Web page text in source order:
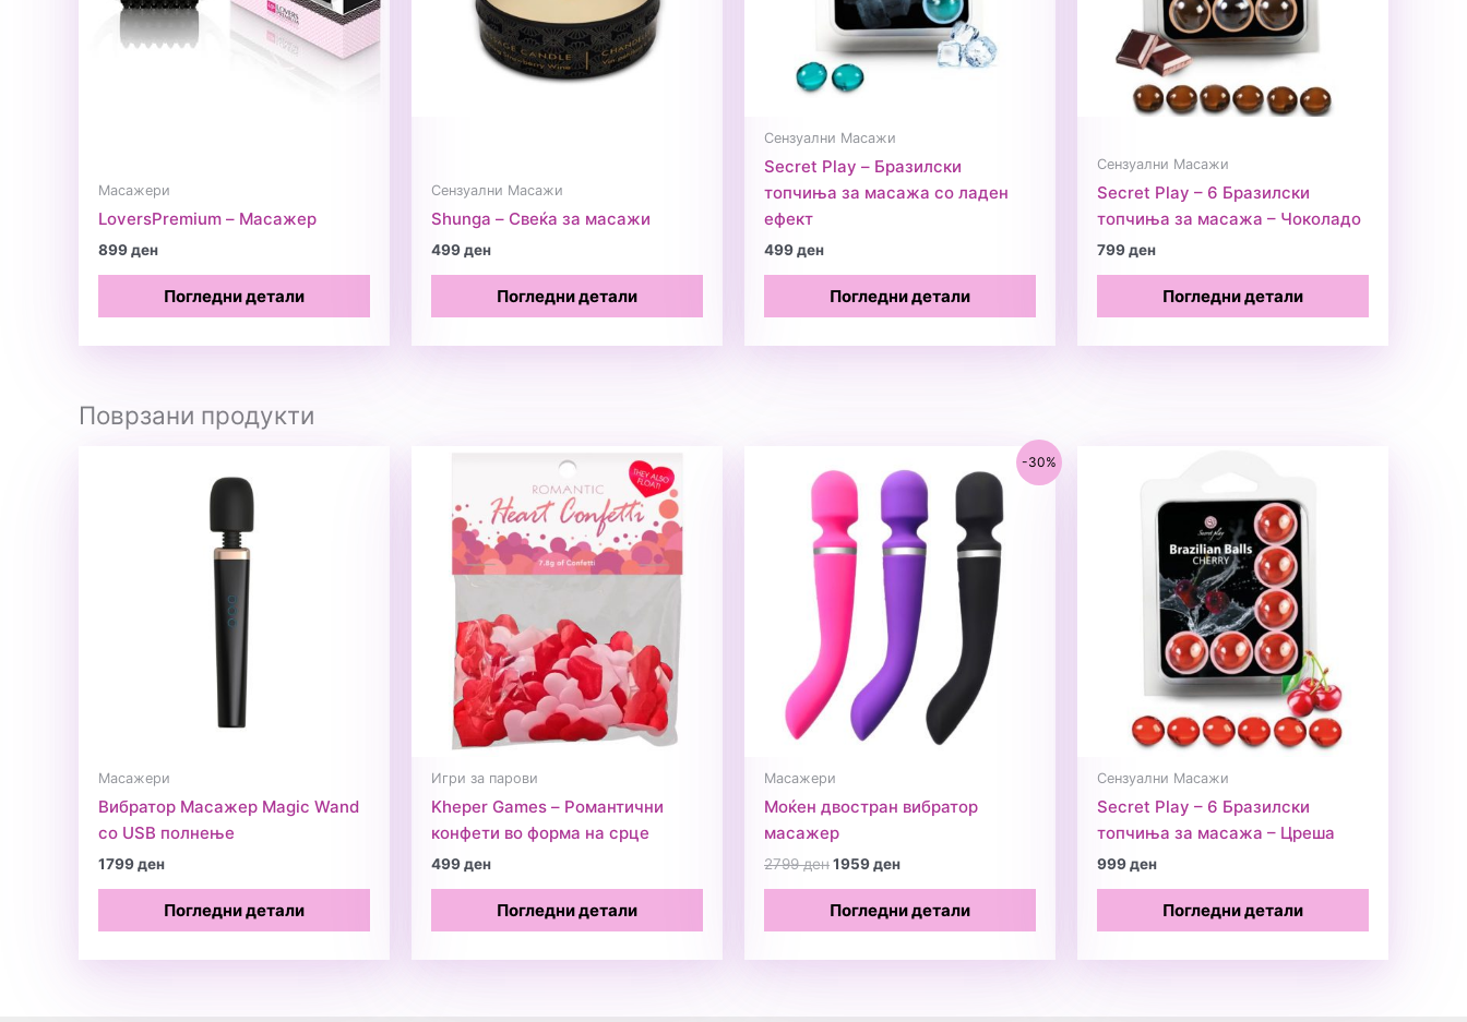
Масажери
LoversPremium – Масажер
899ден
Погледни детали
Сензуални Масажи
Shunga – Свеќа за масажи
499ден
Погледни детали
Сензуални Масажи
Secret Play – Бразилски
топчиња за масажа со ладен
ефект
499ден
Погледни детали
Сензуални Масажи
Secret Play – 6 Бразилски
топчиња за масажа – Чоколадо
799ден
Погледни детали
Поврзани продукти
Масажери
Вибратор Масажер Magic Wand
со USB полнење
1799ден
Погледни детали
Игри за парови
Kheper Games – Романтични
конфети во форма на срце
499ден
Погледни детали
-30%
Масажери
Моќен двостран вибратор
масажер
2799денOriginal
2799 ден.
1959денCurrent
1959 ден.
Погледни детали
Сензуални Масажи
Secret Play – 6 Бразилски
топчиња за масажа – Цреша
999ден
Погледни детали